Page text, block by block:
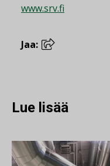
www.srv.fi
Jaa:
Lue lisää